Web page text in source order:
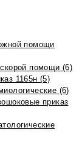
помощи
помощи (6)
1165н (5)
(6)
приказ